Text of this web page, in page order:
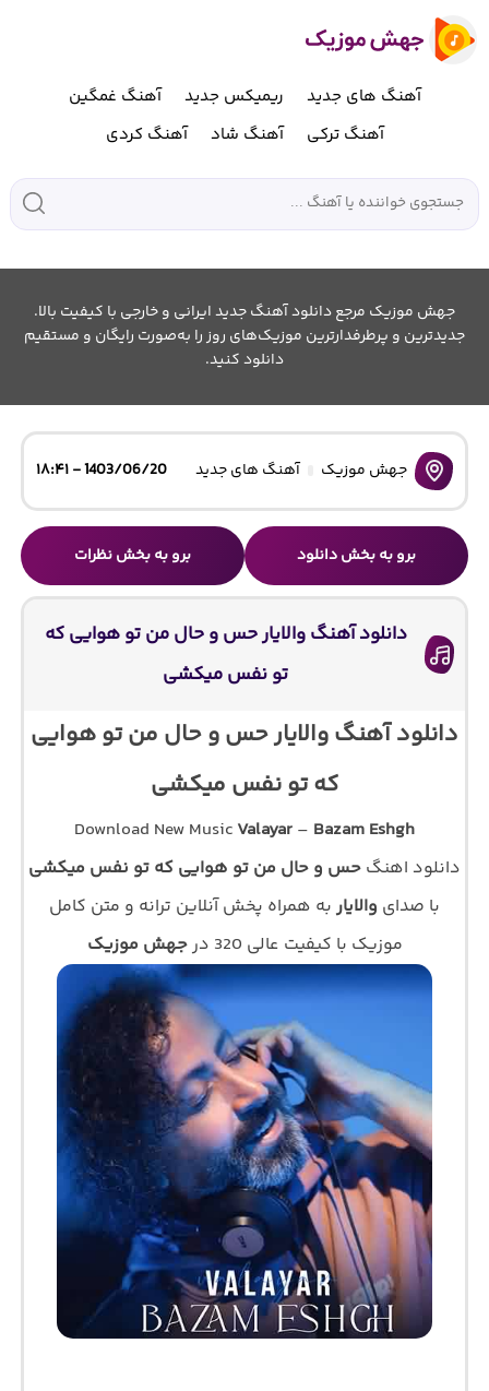
آهنگ های جدید ریمیکس جدید
آهنگ غمگین
آهنگ ترکی
آهنگ شاد آهنگ کردی
جهش موزیک مرجع دانلود آهنگ جدید ایرانی و خارجی با کیفیت بالا.
جدیدترین و پرطرفدارترین موزیک‌های روز را به‌صورت رایگان و مستقیم
دانلود کنید.
جهش موزیک آهنگ های جدید 1403/06/20 - ۱۸:۴۱
برو به بخش دانلود برو به بخش نظرات
دانلود آهنگ والایار حس و حال من تو هوایی که
تو نفس میکشی
دانلود آهنگ والایار حس و حال من تو هوایی
که تو نفس میکشی
Download New Music Valayar – Bazam Eshgh
دانلود اهنگ حس و حال من تو هوایی که تو نفس میکشی
با صدای والایار به همراه پخش آنلاین ترانه و متن کامل
موزیک با کیفیت عالی 320 در
جهش موزیک